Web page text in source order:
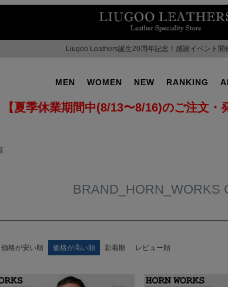
Liugoo Leathers誕生20周年記念！感謝イベント開
MEN
HOT No.2
ゴジ
WOMEN
DOWN / MOUTON ▶ GOODS ▶ SPECIAL
NEW RANKING
ス
SUPPORT ▶
お買い物ガイド レビュー投稿キ
【夏季休業期間中(8/13〜8/16)のご注文・
BRAND_HORN_WORKS
価格が安い順 価格が高い順 新着順 レビュー順